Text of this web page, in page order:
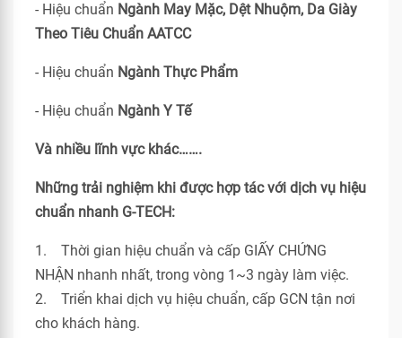
- Hiệu chuẩn Ngành May Mặc, Dệt Nhuộm, Da Giày
Theo Tiêu Chuẩn AATCC
- Hiệu chuẩn Ngành Thực Phẩm
- Hiệu chuẩn Ngành Y Tế
Và nhiều lĩnh vực khác…….
Những trải nghiệm khi được hợp tác với dịch vụ hiệu
chuẩn nhanh G-TECH:
1. Thời gian hiệu chuẩn và cấp GIẤY CHỨNG
NHẬN nhanh nhất, trong vòng 1~3 ngày làm việc.
2. Triển khai dịch vụ hiệu chuẩn, cấp GCN tận nơi
cho khách hàng.